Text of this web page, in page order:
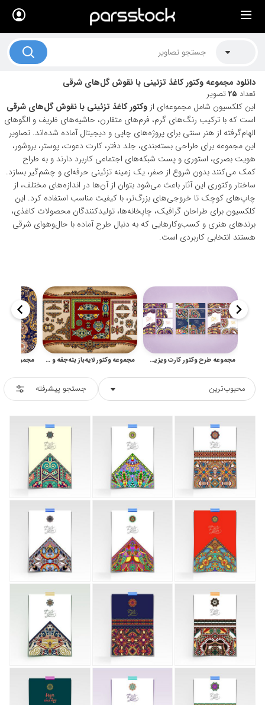
دانلود مجموعه وکتور کاغذ تزئینی با نقوش گل‌های شرقی
تعداد 25تصویر
این کلکسیون شامل مجموعه‌ای از وکتور کاغذ تزئینی با نقوش گل‌های شرقی
است که با ترکیب رنگ‌های گرم، فرم‌های متقارن، حاشیه‌های ظریف و الگوهای
الهام‌گرفته از هنر سنتی برای پروژه‌های چاپی و دیجیتال آماده شده‌اند. تصاویر
این مجموعه برای طراحی بسته‌بندی، جلد دفتر، کارت دعوت، پوستر، بروشور،
هویت بصری، استوری و پست شبکه‌های اجتماعی کاربرد دارند و به طراح
کمک می‌کنند بدون شروع از صفر، یک زمینه تزئینی حرفه‌ای و چشم‌گیر بسازد.
ساختار وکتوری این آثار باعث می‌شود بتوان از آن‌ها در اندازه‌های مختلف، از
چاپ‌های کوچک تا خروجی‌های بزرگ‌تر، با کیفیت مناسب استفاده کرد. این
کلکسیون برای طراحان گرافیک، چاپخانه‌ها، تولیدکنندگان محصولات کاغذی،
برندهای هنری و کسب‌وکارهایی که به دنبال طرح آماده با حال‌وهوای شرقی
هستند انتخابی کاربردی است.
مجموعه طرح وکتور کارت ویزیت و کارت پستال اسلیمی و بته جقه مجموعه وکتور لایه‌باز بته‌جقه و پیزلی برای تزئین صفحه
محبوب‌ترین جستجو پیشرفته
× لیست قیمت ها
موضوعات تصاویر
دکوراسیون و فضاها
هنرمندان ایرانی
کسب درآمد از فروش تصاویر
021 28428845
تماس با ما
بلاگ پارس استاک